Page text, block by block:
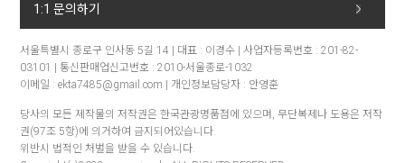
1:1 문의하기
서울특별시 종로구 인사동 5길 14 | 대표 : 이경수 | 사업자등록번호 : 201-82-
03101 | 통신판매업신고번호 : 2010-서울종로-1032
이메일 : ekta7485@gmail.com | 개인정보담당자 : 안영훈
당사의 모든 제작물의 저작권은 한국관광명품점에 있으며, 무단복제나 도용은 저작
권(97조 5항)에 의거하여 금지되어있습니다.
위반시 법적인 처벌을 받을 수 있습니다.